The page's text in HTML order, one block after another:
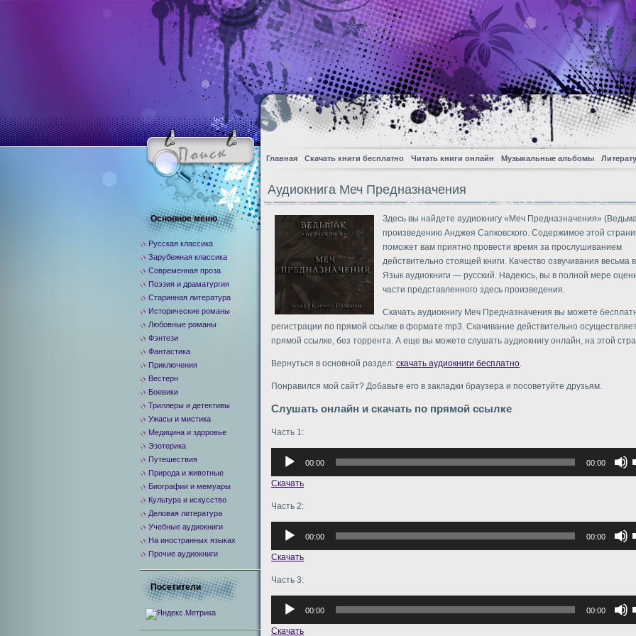
Главная Скачать книги бесплатно Читать книги онлайн Музыкальные альбомы
Аудиокнига Меч Предназначения
Здесь вы найдете аудиокнигу «Меч Предназначения»
произведению Анджея Сапковского. Содержимое этой
поможет вам приятно провести время за прослушиванием
действительно стоящей книги. Качество озвучивания весьма
Язык аудиокниги — русский. Надеюсь, вы в полной мере
части представленного здесь произведения.
Скачать аудиокнигу Меч Предназначения вы можете
регистрации по прямой ссылке в формате mp3. Скачивание действительно
прямой ссылке, без торрента. А еще вы можете слушать аудиокнигу онлайн, на этой
Вернуться в основной раздел: скачать аудиокниги бесплатно.
Понравился мой сайт? Добавьте его в закладки браузера и посоветуйте друзьям.
Слушать онлайн и скачать по прямой ссылке
Часть 1:
Аудиоплеер
00:00 00:00
Скачать
Часть 2:
Аудиоплеер
00:00 00:00
Скачать
Часть 3:
Аудиоплеер
00:00 00:00
Скачать
Основное меню
Русская классика
Зарубежная классика
Современная проза
Поэзия и драматургия
Старинная литература
Исторические романы
Любовные романы
Фэнтези
Фантастика
Приключения
Вестерн
Боевики
Триллеры и детективы
Ужасы и мистика
Медицина и здоровье
Эзотерика
Путешествия
Природа и животные
Биографии и мемуары
Культура и искусство
Деловая литература
Учебные аудиокниги
На иностранных языках
Прочие аудиокниги
Посетители